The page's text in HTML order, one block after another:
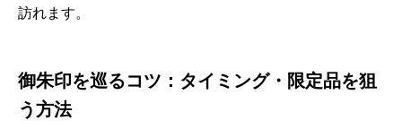
訪れます。
御朱印を巡るコツ：タイミング・限定品を狙
う方法